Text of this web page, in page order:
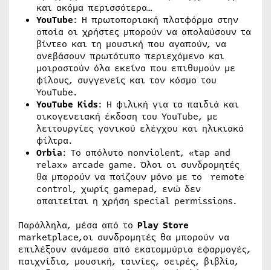
και ακόμα περισσότερα…
YouTube: Η πρωτοποριακή πλατφόρμα στην
οποία οι χρήστες μπορούν να απολαύσουν τα
βίντεο και τη μουσική που αγαπούν, να
ανεβάσουν πρωτότυπο περιεχόμενο και
μοιραστούν όλα εκείνα που επιθυμούν με
φίλους, συγγενείς και τον κόσμο του
YouTube.
YouTube Kids: Η φιλική για τα παιδιά και
οικογενειακή έκδοση του YouTube, με
λειτουργίες γονικού ελέγχου και ηλικιακά
φίλτρα.
Orbia: To απόλυτo nonviolent, «tap and
relax» arcade game. Όλοι οι συνδρομητές
θα μπορούν να παίζουν μόνο με το remote
control, χωρίς gamepad, ενώ δεν
απαιτείται η χρήση special permissions.
Παράλληλα, μέσα από το Play Store
marketplace,οι συνδρομητές θα μπορούν να
επιλέξουν ανάμεσα από εκατομμύρια εφαρμογές,
παιχνίδια, μουσική, ταινίες, σειρές, βιβλία,